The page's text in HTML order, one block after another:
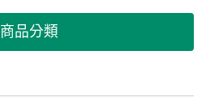
商品分類